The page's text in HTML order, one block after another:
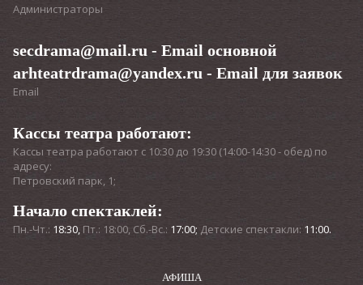
АФИША
Администраторы
secdrama@mail.ru - Email основной
arhteatrdrama@yandex.ru - Email для заявок
Email
Кассы театра работают:
Кассы театра работают с 10:30 до 19:30 (14:00-14:30 - обед) по
адресу:
Петровский парк, 1;
Начало спектаклей:
Пн.-Чт.: 18:30, Пт.: 18:00, Сб.-Вс.: 17:00; Детские спектакли: 11:00.